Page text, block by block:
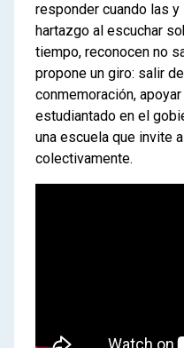
responder cuando las
hartazgo al escuchar
tiempo, reconocen no
propone un giro: salir
conmemoración,
estudiantado en el
una escuela que invite
colectivamente.